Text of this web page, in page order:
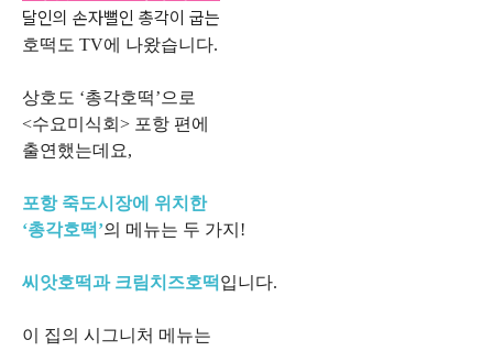
달인의 손자뻘인 총각이 굽는
호떡도 TV에 나왔습니다.
상호도 ‘총각호떡’으로
<수요미식회> 포항 편에
출연했는데요,
포항 죽도시장에 위치한
‘총각호떡’의 메뉴는 두 가지!
씨앗호떡과 크림치즈호떡 입니다.
이 집의 시그니처 메뉴는